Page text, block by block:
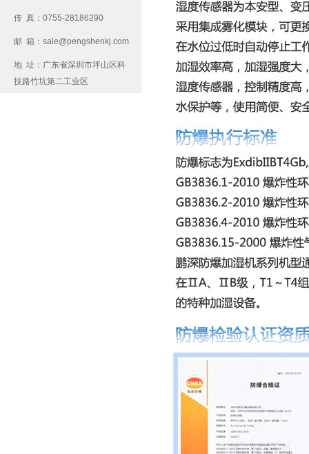
传 真：0755-28186290
邮 箱：sale@pengshenkj.com
地 址：广东省深圳市坪山区科
技路竹坑第二工业区